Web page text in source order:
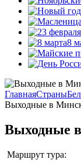
8
ГлавнаяСтраны
Выходные в
Выходные
Маршрут тура: